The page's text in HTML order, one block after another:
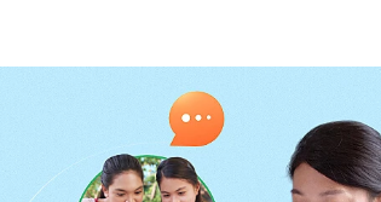
好他们也能理解，可是做负责人接触
的姊妹吧。”带领就交通帮助我，让我
。
也能正确对待自己了，可为什么还是